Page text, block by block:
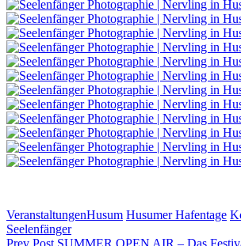
Categories
VeranstaltungenTags,
Husum Husumer Hafentage
Seelenfänger
Previous
Prev Post SUMMER OPEN AIR – Das